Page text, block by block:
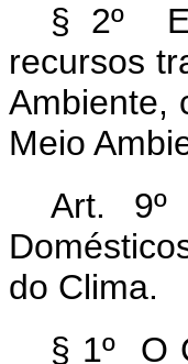
§ 2º
recursos
Ambiente,
Meio
Art. 9º
do Clima.
§ 1º O